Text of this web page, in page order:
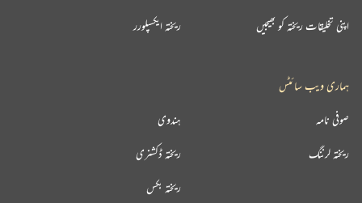
اپنی تخلیقات ریختہ کو بھیجیں ریختہ ایکسپلورر
ہماری ویب سائٹس
ہندوی صوفی نامہ
ریختہ ڈکشنری ریختہ لرننگ
ریختہ بکس